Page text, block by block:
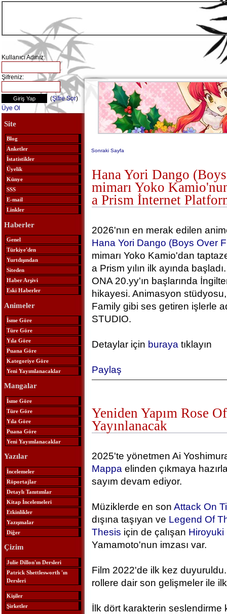
Kullanıcı Adınız:
Şifreniz:
(Şifre Sor)
Üye Ol
Site
Blog
Anketler
İstatistikler
Üyelik
Künye
SSS
E-mail
Linkler
Haberler
Genel
Türkiye'den
Yurtdışından
Siteden
Haber Arşivi
Eski Haberler
Animeler
İsme Göre
Türe Göre
Yıla Göre
Puana Göre
Kategoriye Göre
Yeni Yayımlanacaklar
Mangalar
İsme Göre
Türe Göre
Yıla Göre
Puana Göre
Yeni Yayımlanacaklar
Yazılar
İncelemeler
Röportajlar
Detaylı Tanıtımlar
Kitap İncelemeleri
Etkinlikler
Yazışmalar
Diğer
Çizim
Julie Dillon'ın Dersleri
Patrick Shettlesworth 'ın
Dersleri
Kişiler
Şirketler
Sonraki Sayfa
Hana Yori Dango
mimarı Yoko
a Prism İnternet
2026'nın en merak edilen
Hana Yori Dango (Boys Over
mimarı Yoko Kamio'dan
a Prism yılın ilk ayında
ONA 20.yy'ın başlarında
hikayesi. Animasyon
Family gibi ses getiren işlerle
STUDIO.
Detaylar için buraya tıklayın
Paylaş
Yeniden Yapım Rose
Yayınlanacak
2025'te yönetmen Ai
Mappa elinden çıkmaya
sayım devam ediyor.
Müziklerde en son Attack On
dışına taşıyan ve Legend Of
Thesis için de çalışan Hiroyuki
Yamamoto'nun imzası var.
Film 2022'de ilk kez
rollere dair son gelişmeler ile ilk
İlk dört karakterin seslendirme